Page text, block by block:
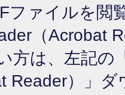
ファイルを閲
（Acrobat
方は、左記の
Reader）」